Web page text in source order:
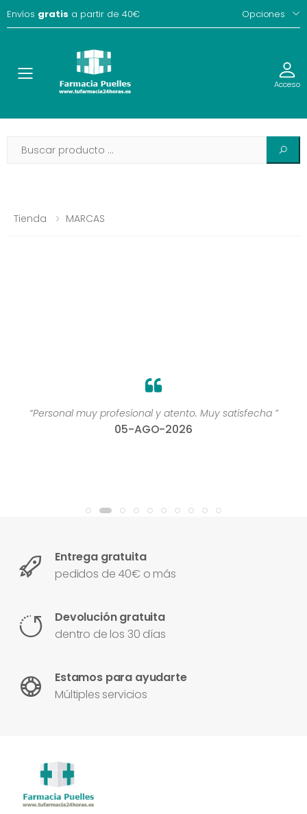
Envíos gratis a partir de 40€ Opciones
Toggle Acceso
Tienda MARCAS
“Personal muy profesional y atento. Muy satisfecha ”
05-AGO-2026
Entrega gratuita
pedidos de 40€ o más
Devolución gratuita
dentro de los 30 días
Estamos para ayudarte
Múltiples servicios